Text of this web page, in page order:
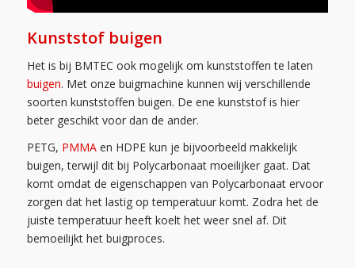
Kunststof buigen
Het is bij BMTEC ook mogelijk om kunststoffen te laten
buigen. Met onze buigmachine kunnen wij verschillende
soorten kunststoffen buigen. De ene kunststof is hier
beter geschikt voor dan de ander.
PETG, PMMAen HDPE kun je bijvoorbeeld makkelijk
buigen, terwijl dit bij Polycarbonaat moeilijker gaat. Dat
komt omdat de eigenschappen van Polycarbonaat ervoor
zorgen dat het lastig op temperatuur komt. Zodra het de
juiste temperatuur heeft koelt het weer snel af. Dit
bemoeilijkt het buigproces.